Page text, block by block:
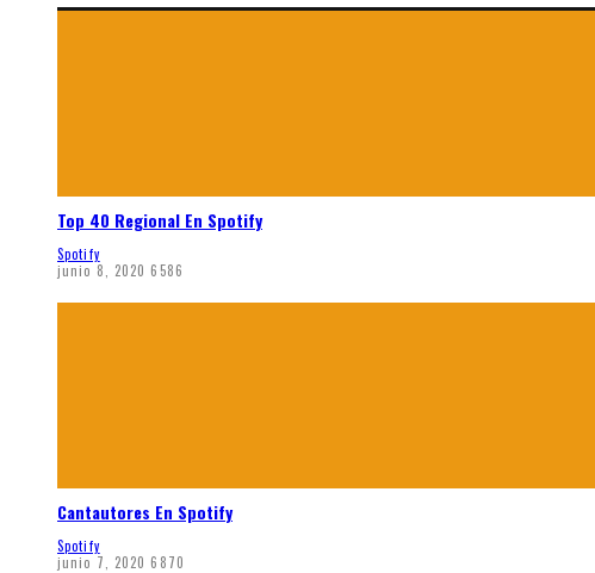
Top 40 Regional En Spotify
Spotify
junio 8, 2020 6586
Cantautores En Spotify
Spotify
junio 7, 2020 6870